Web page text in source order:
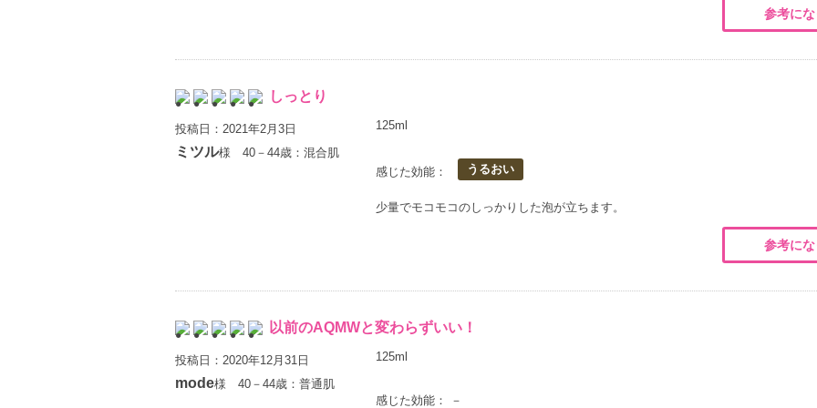
参考に
しっとり
投稿日：2021年2月3日
ミツル様 40－44歳：混合肌
125ml
感じた効能： うるおい
少量でモコモコのしっかりした泡が立ちます。
参考に
以前のAQMWと変わらずいい！
投稿日：2020年12月31日
mode様 40－44歳：普通肌
125ml
感じた効能： －